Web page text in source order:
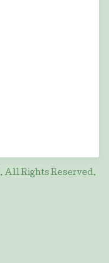
. All Rights Reserved.